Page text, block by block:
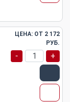
ЦЕНА: ОТ 2 172
РУБ.
- +